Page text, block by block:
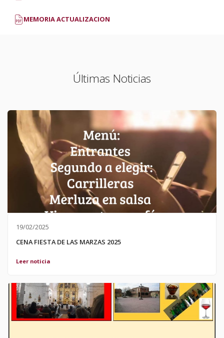
MEMORIA ACTUALIZACION
Últimas Noticias
19/02/2025
CENA FIESTA DE LAS MARZAS 2025
Leer noticia